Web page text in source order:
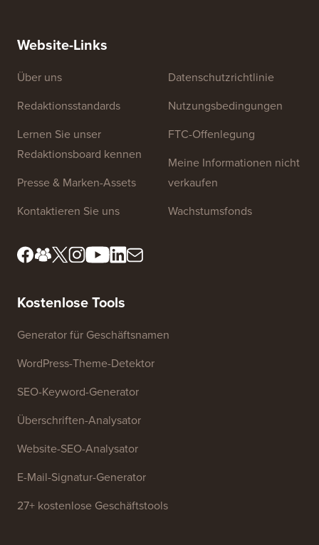
Website-Links
Über uns
Redaktionsstandards
Lernen Sie unser
Redaktionsboard kennen
Presse & Marken-Assets
Datenschutzrichtlinie
Nutzungsbedingungen
Kostenlose Tools
Generator für Geschäftsnamen
WordPress-Theme-Detektor
SEO-Keyword-Generator